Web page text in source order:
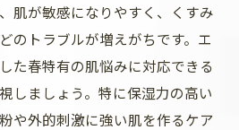
悩みに寄り添うケア術
効くエステケア実践法
肌が敏感になりやすく、くすみ
のトラブルが増えがちです。エ
た春特有の肌悩みに対応できる
しましょう。特に保湿力の高い
や外的刺激に強い肌を作るケア